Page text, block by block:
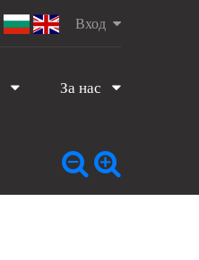
Вход
За нас